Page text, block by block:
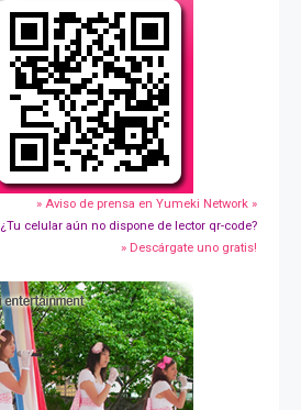
» Aviso de prensa en Yumeki Network »
¿Tu celular aún no dispone de lector qr-code?
» Descárgate uno gratis!